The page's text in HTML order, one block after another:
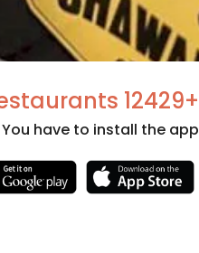
+12429 Restaurants
have to install the app.